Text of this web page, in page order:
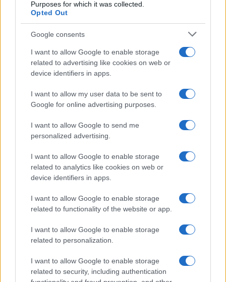
Purposes for which it was collected.
Opted Out
Google consents
I want to allow Google to enable storage
related to advertising like cookies on web or
device identifiers in apps.
I want to allow my user data to be sent to
Google for online advertising purposes.
I want to allow Google to send me
personalized advertising.
I want to allow Google to enable storage
related to analytics like cookies on web or
device identifiers in apps.
I want to allow Google to enable storage
related to functionality of the website or app.
I want to allow Google to enable storage
related to personalization.
I want to allow Google to enable storage
related to security, including authentication
Continua a leggere